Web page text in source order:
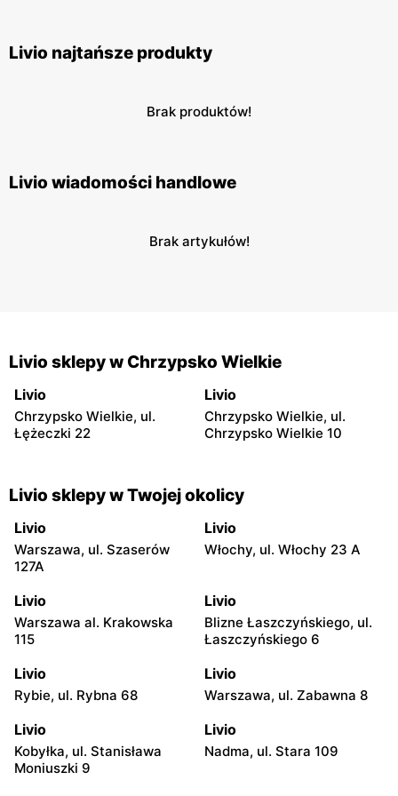
Livio najtańsze produkty
Brak produktów!
Livio wiadomości handlowe
Brak artykułów!
Livio sklepy w Chrzypsko Wielkie
Livio
Chrzypsko Wielkie, ul.
Łężeczki 22
Livio
Chrzypsko Wielkie, ul.
Chrzypsko Wielkie 10
Livio sklepy w Twojej okolicy
Livio
Warszawa, ul. Szaserów
127A
Livio
Włochy, ul. Włochy 23 A
Livio
Warszawa al. Krakowska
115
Livio
Blizne Łaszczyńskiego, ul.
Łaszczyńskiego 6
Livio
Rybie, ul. Rybna 68
Livio
Warszawa, ul. Zabawna 8
Livio
Kobyłka, ul. Stanisława
Moniuszki 9
Livio
Nadma, ul. Stara 109